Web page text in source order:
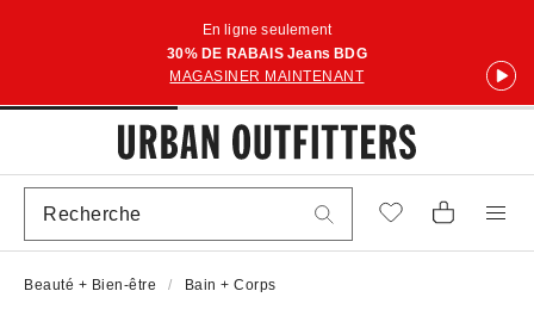
En ligne seulement
30% DE RABAIS Jeans BDG
MAGASINER MAINTENANT
Beauté + Bien-être Bain + Corps